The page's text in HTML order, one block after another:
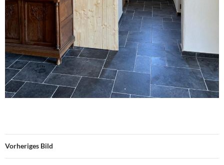
Vorheriges Bild